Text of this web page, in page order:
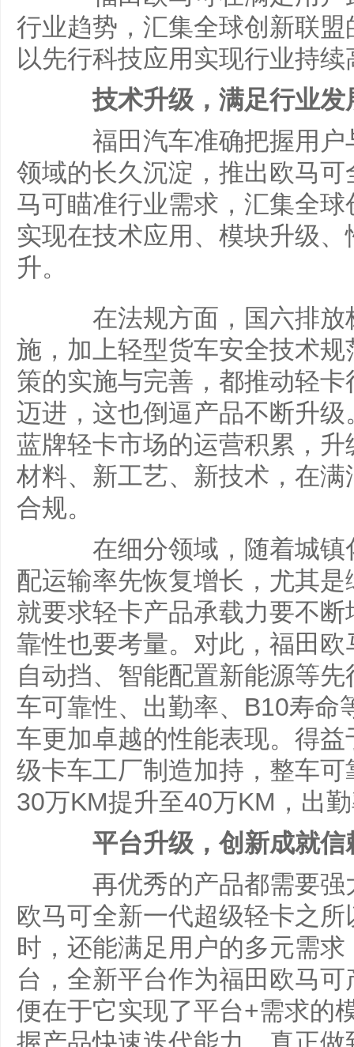
行业趋势，汇集全球创新联
以先行科技应用实现行业持
技术升级，满足行业
福田汽车准确把握用户
领域的长久沉淀，推出欧马
马可瞄准行业需求，汇集全
实现在技术应用、模块升级
升。
在法规方面，国六排放
施，加上轻型货车安全技术
策的实施与完善，都推动轻
迈进，这也倒逼产品不断升
蓝牌轻卡市场的运营积累，
材料、新工艺、新技术，在
合规。
在细分领域，随着城镇
配运输率先恢复增长，尤其
就要求轻卡产品承载力要不
靠性也要考量。对此，福田
自动挡、智能配置新能源等
车可靠性、出勤率、B10寿命
车更加卓越的性能表现。得
级卡车工厂制造加持，整车
30万KM提升至40万KM，出
平台升级，创新成就信
再优秀的产品都需要强
欧马可全新一代超级轻卡之
时，还能满足用户的多元需
台，全新平台作为福田欧马
便在于它实现了平台+需求的